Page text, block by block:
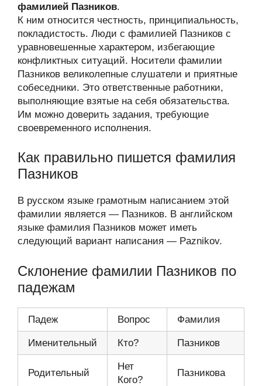
фамилией Пазников.
К ним относится честность, принципиальность,
покладистость. Люди с фамилией Пазников с
уравновешенные характером, избегающие
конфликтных ситуаций. Носители фамилии
Пазников великолепные слушатели и приятные
собеседники. Это ответственные работники,
выполняющие взятые на себя обязательства.
Им можно доверить задания, требующие
своевременного исполнения.
Как правильно пишется фамилия
Пазников
В русском языке грамотным написанием этой
фамилии является — Пазников. В английском
языке фамилия Пазников может иметь
следующий вариант написания — Paznikov.
Склонение фамилии Пазников по
падежам
Падеж Вопрос Фамилия
Именительный Кто? Пазников
Родительный
Нет
Кого?
Пазникова